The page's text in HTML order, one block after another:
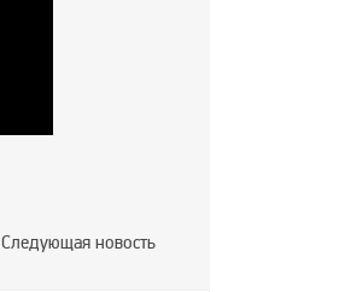
Следующая новость